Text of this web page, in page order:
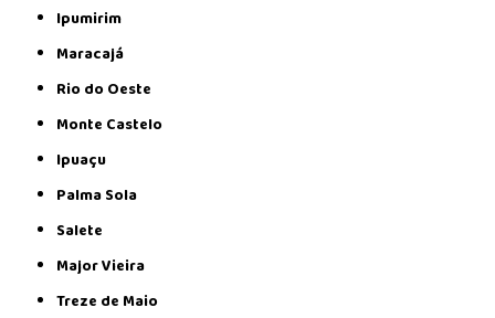
Ipumirim
Maracajá
Rio do Oeste
Monte Castelo
Ipuaçu
Palma Sola
Salete
Major Vieira
Treze de Maio